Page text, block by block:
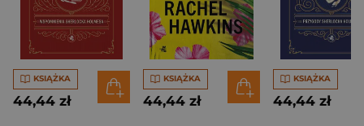
KSIĄŻKA
44,44 zł
KSIĄŻKA
44,44 zł
KSIĄŻKA
44,44 zł